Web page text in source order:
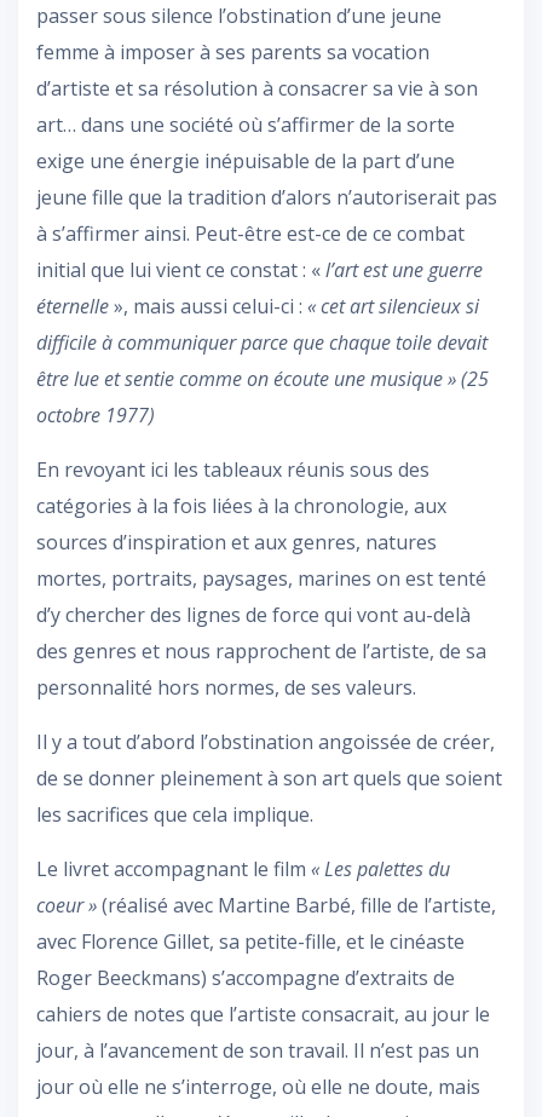
passer sous silence l’obstination d’une jeune
femme à imposer à ses parents sa vocation
d’artiste et sa résolution à consacrer sa vie à son
art… dans une société où s’affirmer de la sorte
exige une énergie inépuisable de la part d’une
jeune fille que la tradition d’alors n’autoriserait pas
à s’affirmer ainsi. Peut-être est-ce de ce combat
initial que lui vient ce constat : «l’art est une guerre
éternelle», mais aussi celui-ci : « cet art silencieux si
difficile à communiquer parce que chaque toile devait
être lue et sentie comme on écoute une musique » (25
octobre 1977)
En revoyant ici les tableaux réunis sous des
catégories à la fois liées à la chronologie, aux
sources d’inspiration et aux genres, natures
mortes, portraits, paysages, marines on est tenté
d’y chercher des lignes de force qui vont au-delà
des genres et nous rapprochent de l’artiste, de sa
personnalité hors normes, de ses valeurs.
Il y a tout d’abord l’obstination angoissée de créer,
de se donner pleinement à son art quels que soient
les sacrifices que cela implique.
Le livret accompagnant le film « Les palettes du
coeur »(réalisé avec Martine Barbé, fille de l’artiste,
avec Florence Gillet, sa petite-fille, et le cinéaste
Roger Beeckmans) s’accompagne d’extraits de
cahiers de notes que l’artiste consacrait, au jour le
jour, à l’avancement de son travail. Il n’est pas un
jour où elle ne s’interroge, où elle ne doute, mais